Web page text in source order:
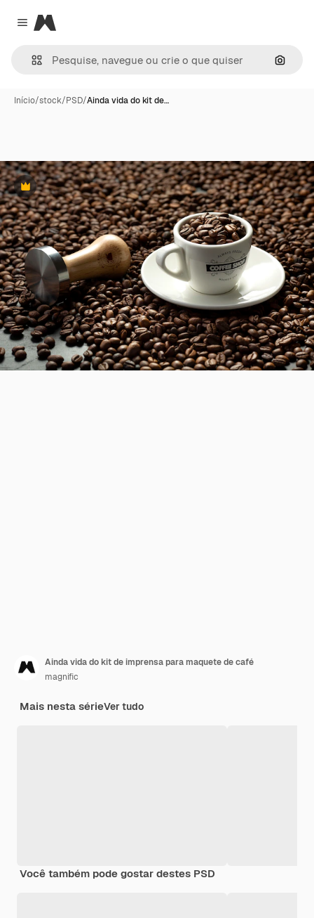
Close menu
Magnific
Início/stock/PSD/Ainda vida do kit de…
Premium
Ainda vida do kit de imprensa para maquete de café
magnific
Mais nesta sérieVer tudo
Você também pode gostar destes PSD